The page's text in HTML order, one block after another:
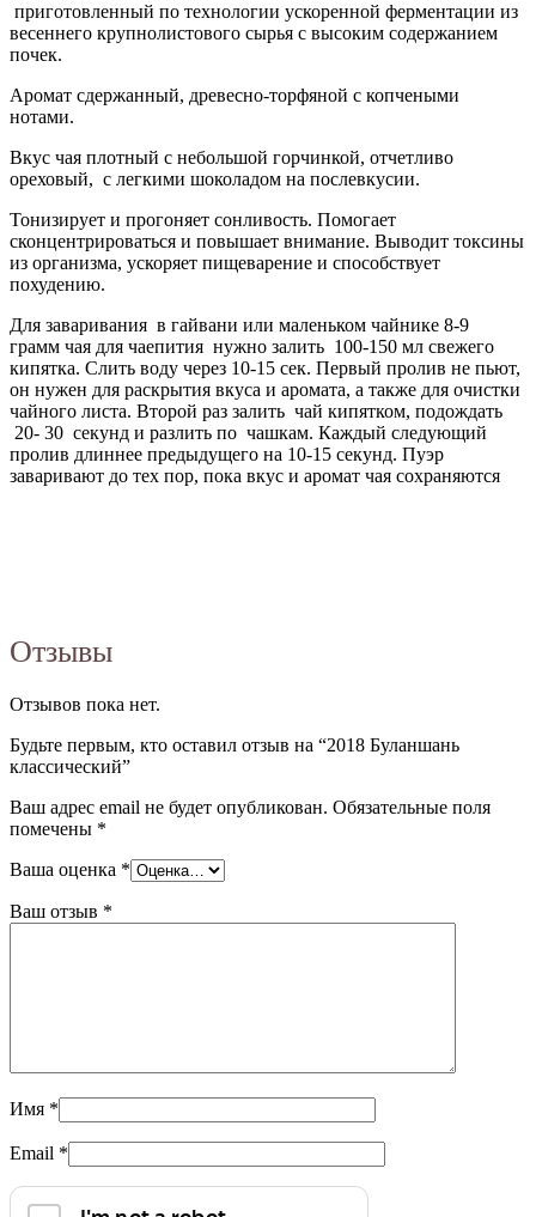
приготовленный по технологии ускоренной ферментации из
весеннего крупнолистового сырья с высоким содержанием
почек.
Аромат сдержанный, древесно-торфяной с копчеными
нотами.
Вкус чая плотный с небольшой горчинкой, отчетливо
ореховый, с легкими шоколадом на послевкусии.
Тонизирует и прогоняет сонливость. Помогает
сконцентрироваться и повышает внимание. Выводит токсины
из организма, ускоряет пищеварение и способствует
похудению.
Для заваривания в гайвани или маленьком чайнике 8-9
грамм чая для чаепития нужно залить 100-150 мл свежего
кипятка. Слить воду через 10-15 сек. Первый пролив не пьют,
он нужен для раскрытия вкуса и аромата, а также для очистки
чайного листа. Второй раз залить чай кипятком, подождать
20- 30 секунд и разлить по чашкам. Каждый следующий
пролив длиннее предыдущего на 10-15 секунд. Пуэр
заваривают до тех пор, пока вкус и аромат чая сохраняются
Отзывы
Отзывов пока нет.
Будьте первым, кто оставил отзыв на “2018 Буланшань
классический”
Ваш адрес email не будет опубликован. Обязательные поля
помечены *
Ваша оценка *
Ваш отзыв *
Имя *
Email *